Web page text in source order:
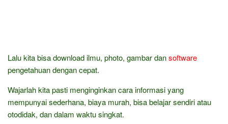
Lalu kita bisa download ilmu, photo, gambar dansoftware
pengetahuan dengan cepat.
Wajarlah kita pasti menginginkan cara informasi yang
mempunyai sederhana, biaya murah, bisa belajar sendiri atau
otodidak, dan dalam waktu singkat.